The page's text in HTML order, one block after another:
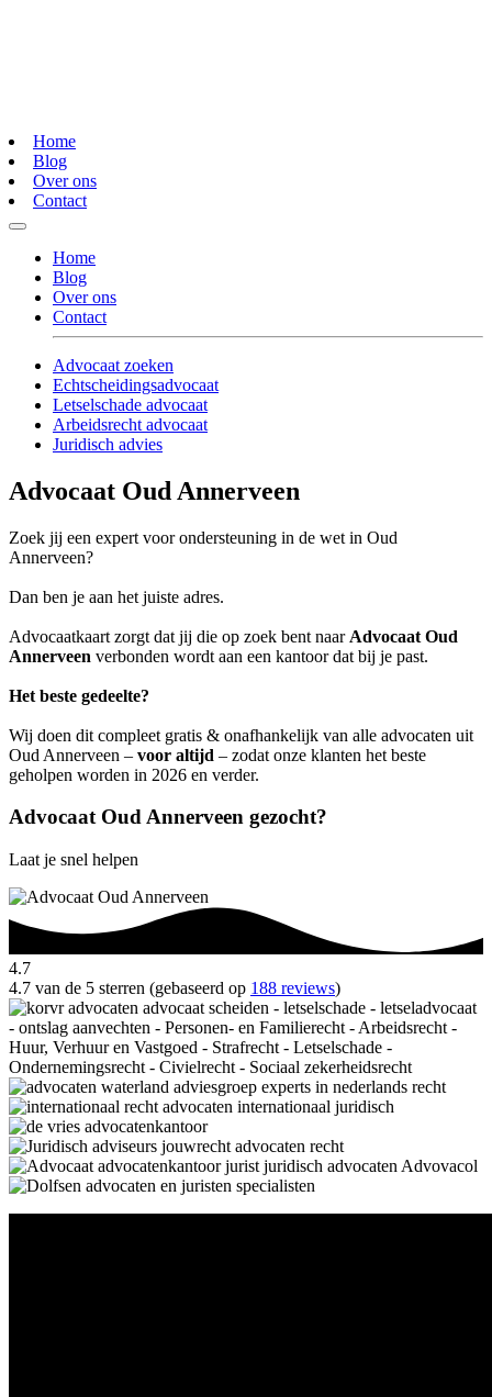
Home
Blog
Over ons
Contact
Home
Blog
Over ons
Contact
Advocaat zoeken
Echtscheidingsadvocaat
Letselschade advocaat
Arbeidsrecht advocaat
Juridisch advies
Advocaat Oud Annerveen
Zoek jij een expert voor ondersteuning in de wet in Oud
Annerveen?
Dan ben je aan het juiste adres.
Advocaatkaart zorgt dat jij die op zoek bent naar Advocaat Oud
Annerveen verbonden wordt aan een kantoor dat bij je past.
Het beste gedeelte?
Wij doen dit compleet gratis & onafhankelijk van alle advocaten uit
Oud Annerveen – voor altijd – zodat onze klanten het beste
geholpen worden in 2026 en verder.
Advocaat Oud Annerveen gezocht?
Laat je snel helpen
4.7
4.7 van de 5 sterren (gebaseerd op 188 reviews)